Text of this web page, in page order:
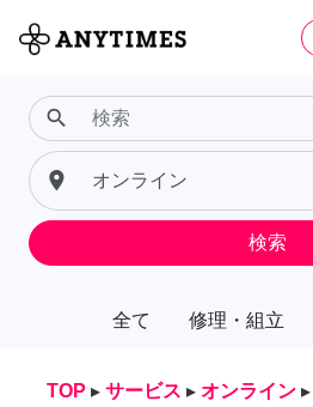
全て 修理・組立
search
place
検索
TOP ▸ サービス ▸ オンライン ▸